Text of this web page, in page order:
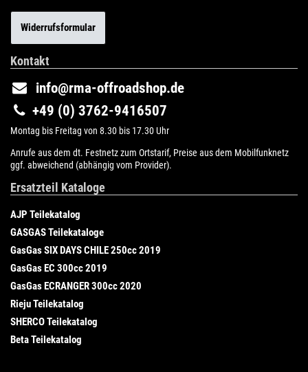
Widerrufsformular
Kontakt
info@rma-offroadshop.de
+49 (0) 3762-9416507
Montag bis Freitag von 8.30 bis 17.30 Uhr
Anrufe aus dem dt. Festnetz zum Ortstarif, Preise aus dem Mobilfunknetz
ggf. abweichend (abhängig vom Provider).
Ersatzteil Kataloge
AJP Teilekatalog
GASGAS Teilekataloge
GasGas SIX DAYS CHILE 250cc 2019
GasGas EC 300cc 2019
GasGas ECRANGER 300cc 2020
Rieju Teilekatalog
SHERCO Teilekatalog
Beta Teilekatalog